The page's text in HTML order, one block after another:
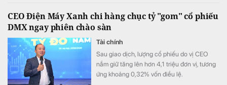
CEO Điện Máy Xanh chi hàng chục tỷ "gom" cổ phiếu
DMX ngay phiên chào sàn
Tài chính
Sau giao dịch, lượng cổ phiếu do vị CEO
nắm giữ tăng lên hơn 4,1 triệu đơn vị, tương
ứng khoảng 0,32% vốn điều lệ.